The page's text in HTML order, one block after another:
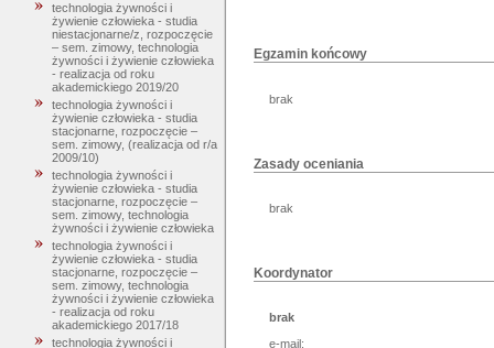
technologia żywności i
żywienie człowieka - studia
niestacjonarne/z, rozpoczęcie
– sem. zimowy, technologia
żywności i żywienie człowieka
- realizacja od roku
akademickiego 2019/20
technologia żywności i
żywienie człowieka - studia
stacjonarne, rozpoczęcie –
sem. zimowy, (realizacja od r/a
2009/10)
technologia żywności i
żywienie człowieka - studia
stacjonarne, rozpoczęcie –
sem. zimowy, technologia
żywności i żywienie człowieka
technologia żywności i
żywienie człowieka - studia
stacjonarne, rozpoczęcie –
sem. zimowy, technologia
żywności i żywienie człowieka
- realizacja od roku
akademickiego 2017/18
technologia żywności i
Egzamin końcowy
brak
Zasady oceniania
brak
Koordynator
brak
e-mail: